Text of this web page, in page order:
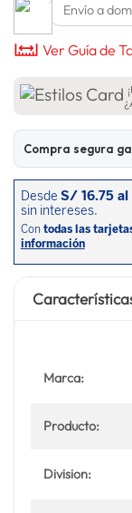
Envío a
Ver Guía de
Compra segura
Marca:
Producto:
Division: